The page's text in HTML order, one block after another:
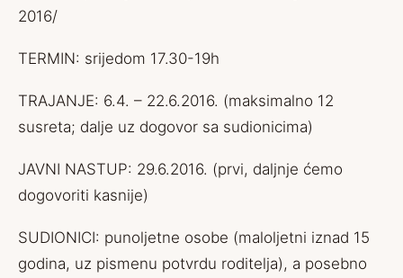
2016/
TERMIN: srijedom 17.30-19h
TRAJANJE: 6.4. – 22.6.2016. (maksimalno 12
susreta; dalje uz dogovor sa sudionicima)
JAVNI NASTUP: 29.6.2016. (prvi, daljnje ćemo
dogovoriti kasnije)
SUDIONICI: punoljetne osobe (maloljetni iznad 15
godina, uz pismenu potvrdu roditelja), a posebno